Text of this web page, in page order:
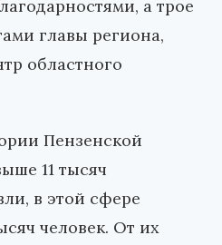
а трое
главы региона,
областного
Пензенской
11 тысяч
в этой сфере
человек. От их